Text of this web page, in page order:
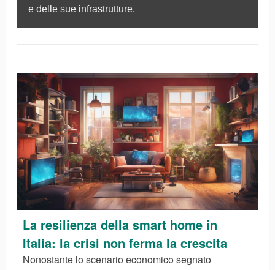
e delle sue infrastrutture.
La resilienza della smart home in
Italia: la crisi non ferma la crescita
Nonostante lo scenario economico segnato